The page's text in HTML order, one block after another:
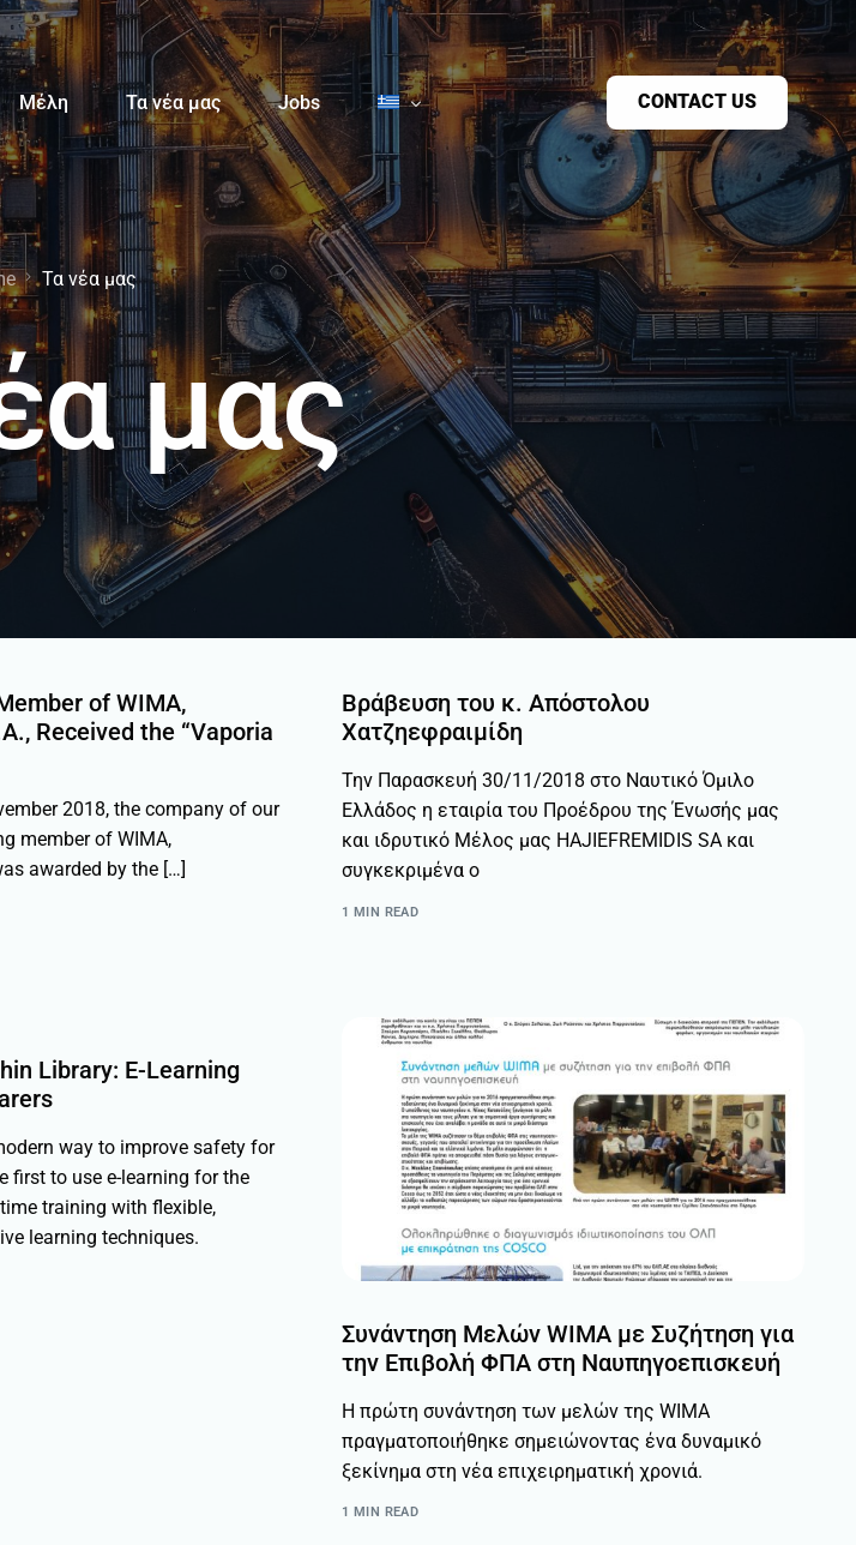
Μέλη Τα νέα μας Jobs CONTACT US
Τα νέα μας
μας
of WIMA,
Received the “Vaporia
2018, the company of our
member of WIMA,
awarded by the […]
Βράβευση του κ. Απόστολου
Χατζηεφραιμίδη
Την Παρασκευή 30/11/2018 στο Ναυτικό Όμιλο
Ελλάδος η εταιρία του Προέδρου της Ένωσής μας
και ιδρυτικό Μέλος μας HAJIEFREMIDIS SA και
συγκεκριμένα ο
1 MIN READ
Library: E-Learning
way to improve safety for
first to use e-learning for the
training with flexible,
learning techniques.
Συνάντηση Μελών WIMA με Συζήτηση για
την Επιβολή ΦΠΑ στη Ναυπηγοεπισκευή
Η πρώτη συνάντηση των μελών της WIMA
πραγματοποιήθηκε σημειώνοντας ένα δυναμικό
ξεκίνημα στη νέα επιχειρηματική χρονιά.
1 MIN READ